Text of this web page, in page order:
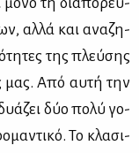
αλ­λά και ανα­ζη­
της πλεύ­σης
μας. Από αυ­τή την
δύο πο­λύ γο­
Το κλα­σι­